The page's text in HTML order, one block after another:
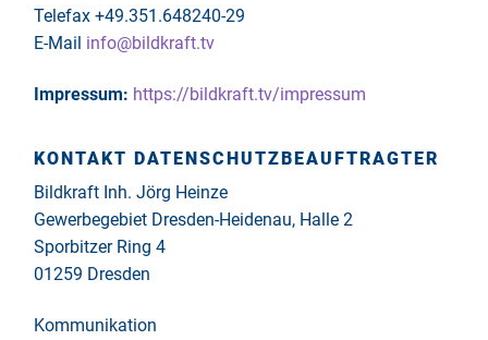
Telefax +49.351.648240-29
E-Mail info@bildkraft.tv
Impressum: https://bildkraft.tv/impressum
KONTAKT DATENSCHUTZBEAUFTRAGTER
Bildkraft Inh. Jörg Heinze
Gewerbegebiet Dresden-Heidenau, Halle 2
Sporbitzer Ring 4
01259 Dresden
Kommunikation